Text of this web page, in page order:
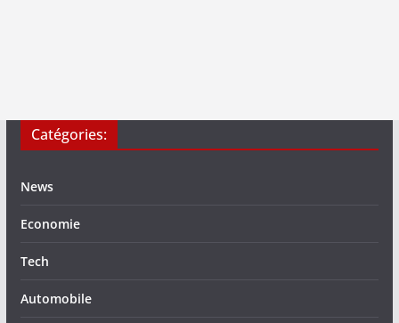
Catégories:
News
Economie
Tech
Automobile